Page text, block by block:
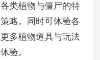
类植物与僵尸的特
略。同时可体验各
多植物道具与玩法
验。